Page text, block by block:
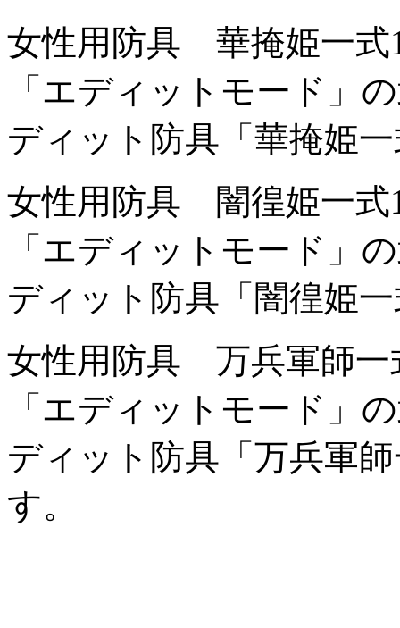
女性用防具 華掩姫一式
「エディットモード」
ディット防具「華掩姫
女性用防具 闇徨姫一式
「エディットモード」
ディット防具「闇徨姫
女性用防具 万兵軍師一
「エディットモード」
ディット防具「万兵軍
す。